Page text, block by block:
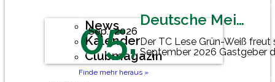
News
Kalender
Clubmagazin
Sep.
05,
2026
Deutsche Meisterschaft Herren 60
Der TC Lese Grün-Weiß
September 2026 Gastgeber
Mannschaftsmeisterschaft
Finde mehr heraus »